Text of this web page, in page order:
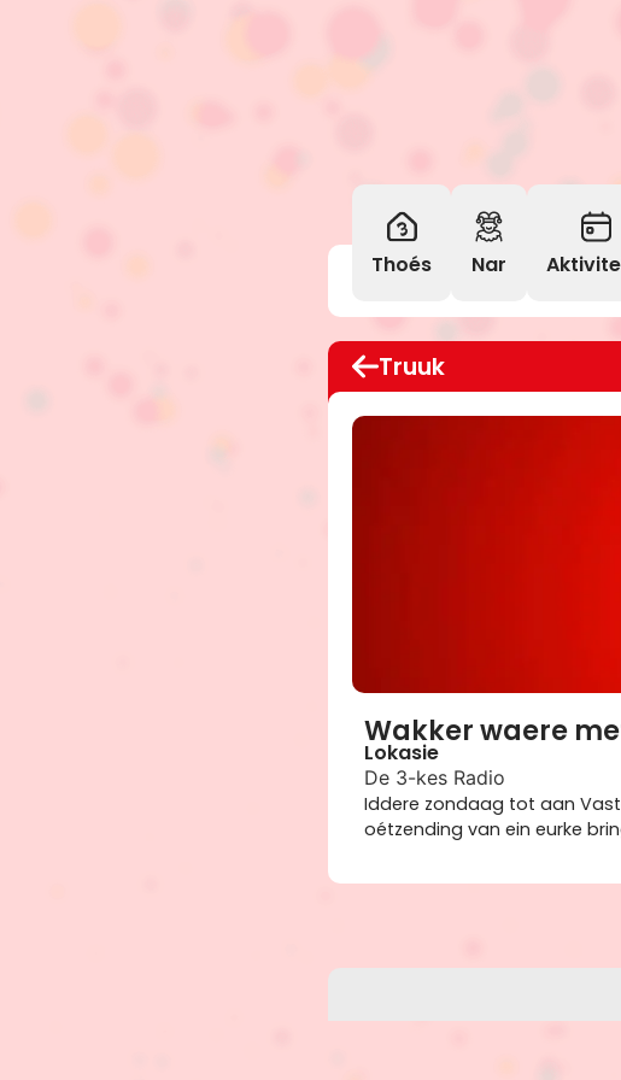
Thoés Nar
Truuk
Wakker waere
Lokasie
De 3-kes Radio
Iddere zondaag tot aan
oétzending van ein eurke